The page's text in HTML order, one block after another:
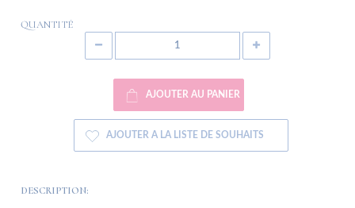
QUANTITÉ
AJOUTER AU PANIER
AJOUTER A LA LISTE DE SOUHAITS
DESCRIPTION: